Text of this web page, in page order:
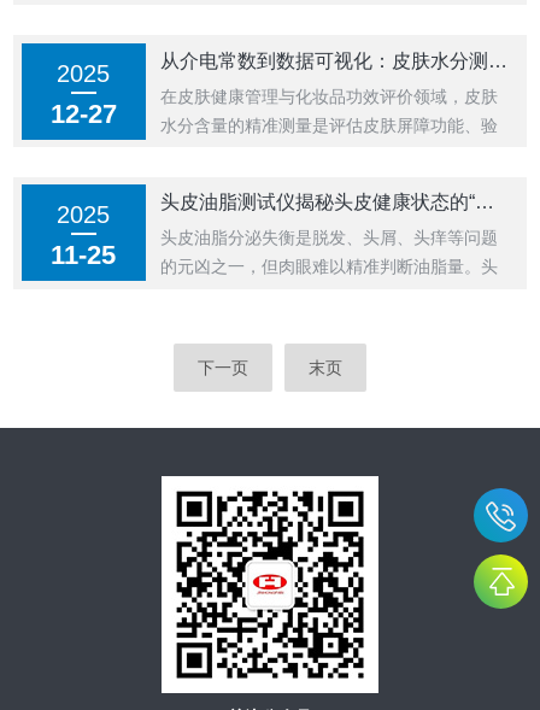
学、化妆品研发、临床诊断等领域展现出广阔
的应用价值，其核心优势在于能够"看到"皮肤
不同深度的化学成分分布，为皮...
2025
12-27
从介电常数到数据可视化：皮肤水分测试仪的精准测试原理
在皮肤健康管理与化妆品功效评价领域，皮肤
水分含量的精准测量是评估皮肤屏障功能、验
容法的创新测试原理，成为行业认可的“黄金标
准”，其技术细节与应用价值值得深入解析。
一、电容法原理：介电常数差异驱...
2025
11-25
头皮油脂测试仪揭秘头皮健康状态的“显微镜”
头皮油脂分泌失衡是脱发、头屑、头痒等问题
的元凶之一，但肉眼难以精准判断油脂量。头
心功能到应用场景，解析这款“头皮显微镜”的
下一页 末页